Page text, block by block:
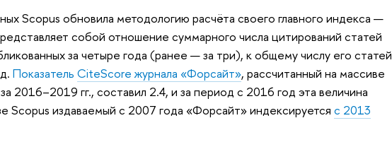
Scopus обновила методологию расчёта своего главного индекса —
собой отношение суммарного числа цитирований статей
за четыре года (ранее — за три), к общему числу его статей
Показатель CiteScore журнала «Форсайт», рассчитанный на массиве
2016–2019 гг., составил 2.4, и за период с 2016 год эта величина
Scopus издаваемый с 2007 года «Форсайт» индексируется с 2013